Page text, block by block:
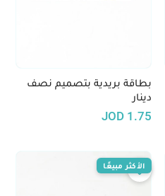
بطاقة بريدية بتصميم نصف
دينار
1.75
JOD
الأكثر مبيعًا